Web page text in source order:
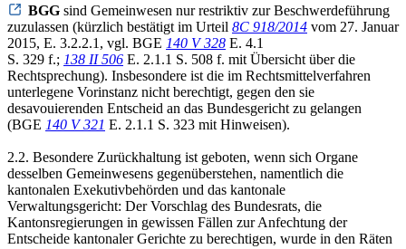
BGG sind Gemeinwesen nur restriktiv zur Beschwerdeführung
zuzulassen (kürzlich bestätigt im Urteil 8C 918/2014 vom 27. Januar
2015, E. 3.2.2.1, vgl. BGE 140 V 328 E. 4.1
S. 329 f.; 138 II 506 E. 2.1.1 S. 508 f. mit Übersicht über die
Rechtsprechung). Insbesondere ist die im Rechtsmittelverfahren
unterlegene Vorinstanz nicht berechtigt, gegen den sie
desavouierenden Entscheid an das Bundesgericht zu gelangen
(BGE 140 V 321 E. 2.1.1 S. 323 mit Hinweisen).
2.2. Besondere Zurückhaltung ist geboten, wenn sich Organe
desselben Gemeinwesens gegenüberstehen, namentlich die
kantonalen Exekutivbehörden und das kantonale
Verwaltungsgericht: Der Vorschlag des Bundesrats, die
Kantonsregierungen in gewissen Fällen zur Anfechtung der
Entscheide kantonaler Gerichte zu berechtigen, wurde in den Räten